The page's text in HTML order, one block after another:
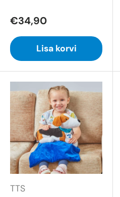
€34,90
Lisa korvi
TTS